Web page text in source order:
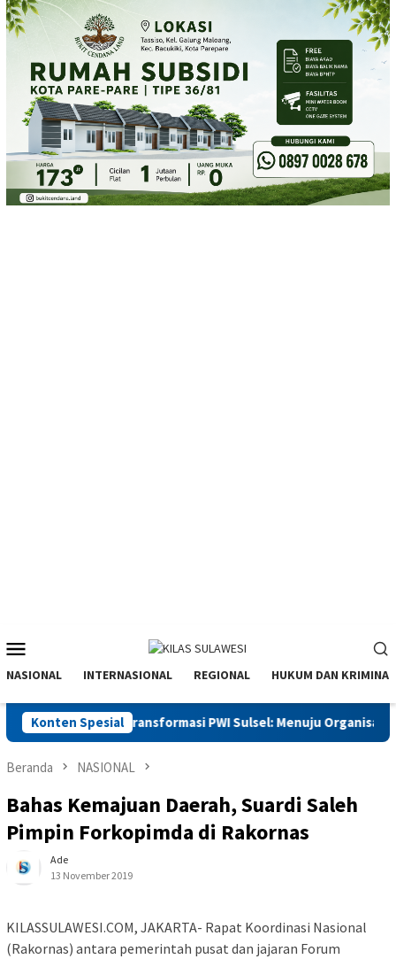
Loncat
ke
Mobile
NASIONAL INTERNASIONAL REGIONAL HUKUM DAN KRIMINAL
Konten SpesialTransformasi PWI Sulsel: Menuju Organisasi Pers
Beranda NASIONAL
Bahas Kemajuan Daerah, Suardi Saleh
Pimpin Forkopimda di Rakornas
Ade
13 November 2019
KILASSULAWESI.COM, JAKARTA- Rapat Koordinasi Nasional
(Rakornas) antara pemerintah pusat dan jajaran Forum